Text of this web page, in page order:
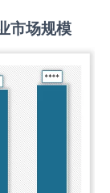
市场规模